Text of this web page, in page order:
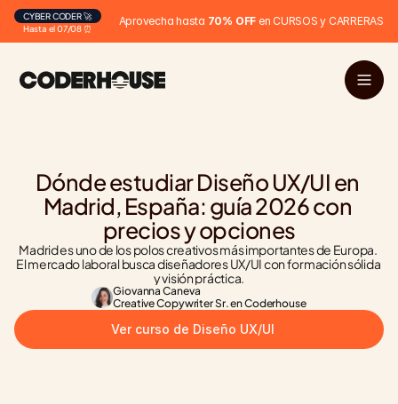
Hasta el 07/08 ⏰
CYBER CODER 🚀 Aprovecha hasta 70% OFF en CURSOS y CARRERAS
Dónde estudiar Diseño UX/UI en
Madrid, España: guía 2026 con
precios y opciones
Madrid es uno de los polos creativos más importantes de Europa.
El mercado laboral busca diseñadores UX/UI con formación sólida
y visión práctica.
Giovanna Caneva
Creative Copywriter Sr. en Coderhouse
Ver curso de Diseño UX/UI